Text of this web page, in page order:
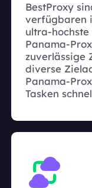
BestProxy
verfügbaren
ultra-
Panama-
zuverlässige
diverse
Panama-
Tasken